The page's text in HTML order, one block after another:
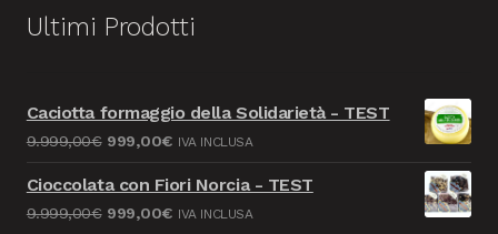
Ultimi Prodotti
Caciotta formaggio della Solidarietà - TEST
9.999,00€ Il
originale
era:
999,00€Il
attuale
è:
IVA INCLUSA
Cioccolata con Fiori Norcia - TEST
9.999,00€ Il
999,00€IlIVA INCLUSA